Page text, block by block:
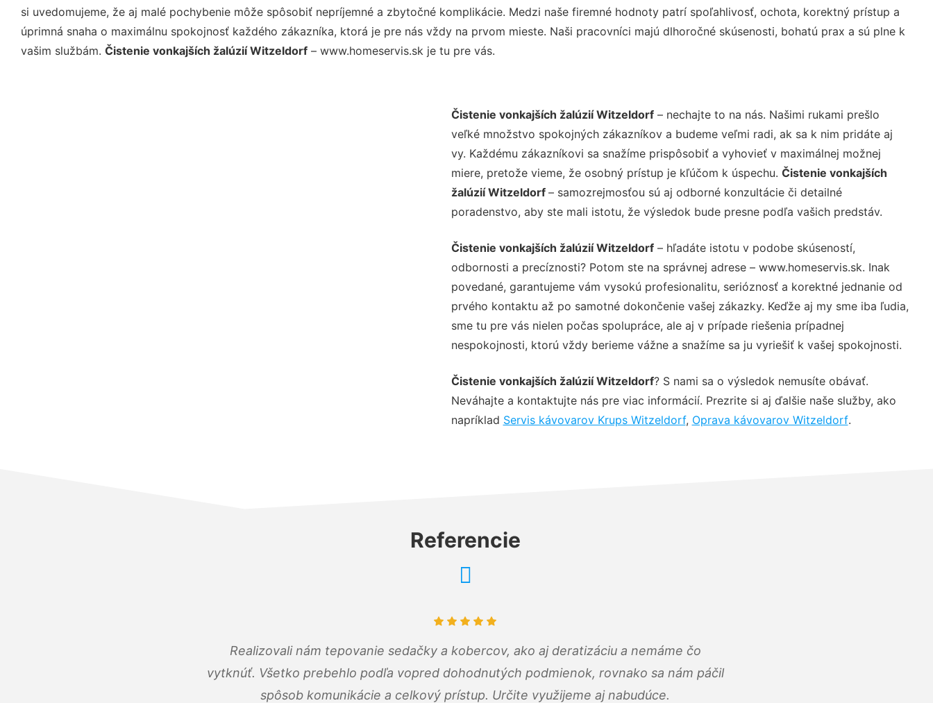
si uvedomujeme, že aj malé pochybenie môže spôsobiť nepríjemné a zbytočné komplikácie. Medzi naše firemné hodnoty patrí spoľahlivosť, ochota, korektný prístup a
úprimná snaha o maximálnu spokojnosť každého zákazníka, ktorá je pre nás vždy na prvom mieste. Naši pracovníci majú dlhoročné skúsenosti, bohatú prax a sú plne k
vašim službám. Čistenie vonkajších žalúzií Witzeldorf – www.homeservis.sk je tu pre vás.
Čistenie vonkajších žalúzií Witzeldorf– nechajte to na nás. Našimi rukami prešlo
veľké množstvo spokojných zákazníkov a budeme veľmi radi, ak sa k nim pridáte aj
vy. Každému zákazníkovi sa snažíme prispôsobiť a vyhovieť v maximálnej možnej
miere, pretože vieme, že osobný prístup je kľúčom k úspechu. Čistenie vonkajších
žalúzií Witzeldorf – samozrejmosťou sú aj odborné konzultácie či detailné
poradenstvo, aby ste mali istotu, že výsledok bude presne podľa vašich predstáv.
Čistenie vonkajších žalúzií Witzeldorf– hľadáte istotu v podobe skúseností,
odbornosti a precíznosti? Potom ste na správnej adrese – www.homeservis.sk. Inak
povedané, garantujeme vám vysokú profesionalitu, serióznosť a korektné jednanie od
prvého kontaktu až po samotné dokončenie vašej zákazky. Keďže aj my sme iba ľudia,
sme tu pre vás nielen počas spolupráce, ale aj v prípade riešenia prípadnej
nespokojnosti, ktorú vždy berieme vážne a snažíme sa ju vyriešiť k vašej spokojnosti.
Čistenie vonkajších žalúzií Witzeldorf? S nami sa o výsledok nemusíte obávať.
Neváhajte a kontaktujte nás pre viac informácií. Prezrite si aj ďalšie naše služby, ako
napríklad Servis kávovarov Krups Witzeldorf, Oprava kávovarov Witzeldorf.
Referencie
Realizovali nám tepovanie sedačky a kobercov, ako aj deratizáciu a nemáme čo
vytknúť. Všetko prebehlo podľa vopred dohodnutých podmienok, rovnako sa nám páčil
spôsob komunikácie a celkový prístup. Určite využijeme aj nabudúce.